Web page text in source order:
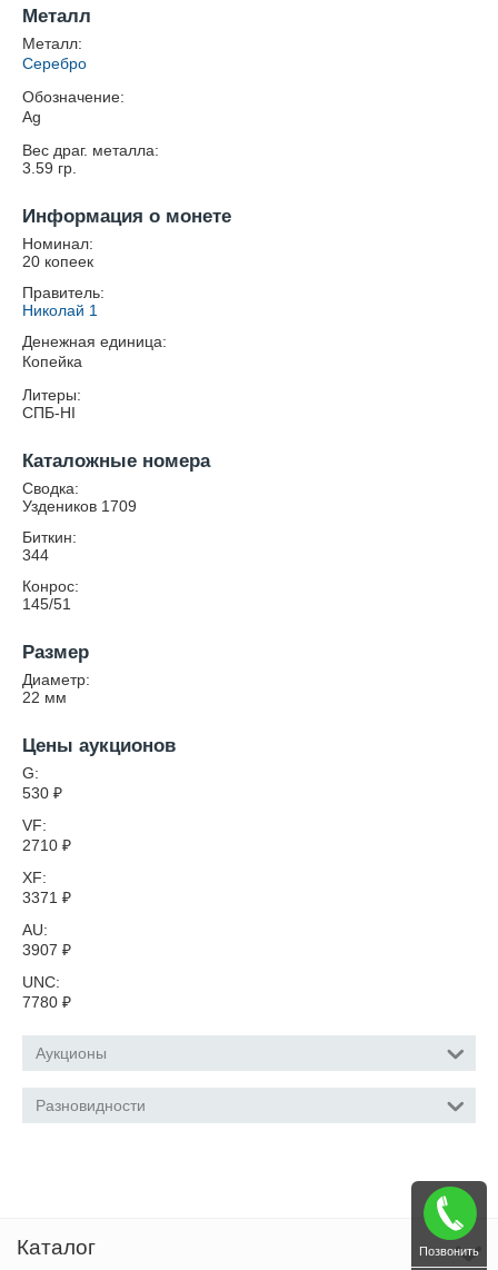
Металл
Металл:
Серебро
Обозначение:
Ag
Вес драг. металла:
3.59 гр.
Информация о монете
Номинал:
20 копеек
Правитель:
Николай 1
Денежная единица:
Копейка
Литеры:
СПБ-HI
Каталожные номера
Сводка:
Уздеников 1709
Биткин:
344
Конрос:
145/51
Размер
Диаметр:
22 мм
Цены аукционов
G:
530 ₽
VF:
2710 ₽
XF:
3371 ₽
AU:
3907 ₽
UNC:
7780 ₽
Аукционы
Разновидности
Каталог Позвонить